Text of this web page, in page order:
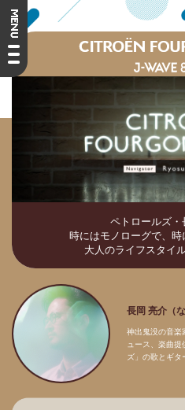
ペトロールズ・
時にはモノローグで、時
大人のライフスタイ
長岡 亮介（
神出鬼没の音楽
ュース、楽曲
ズ」の歌とギタ